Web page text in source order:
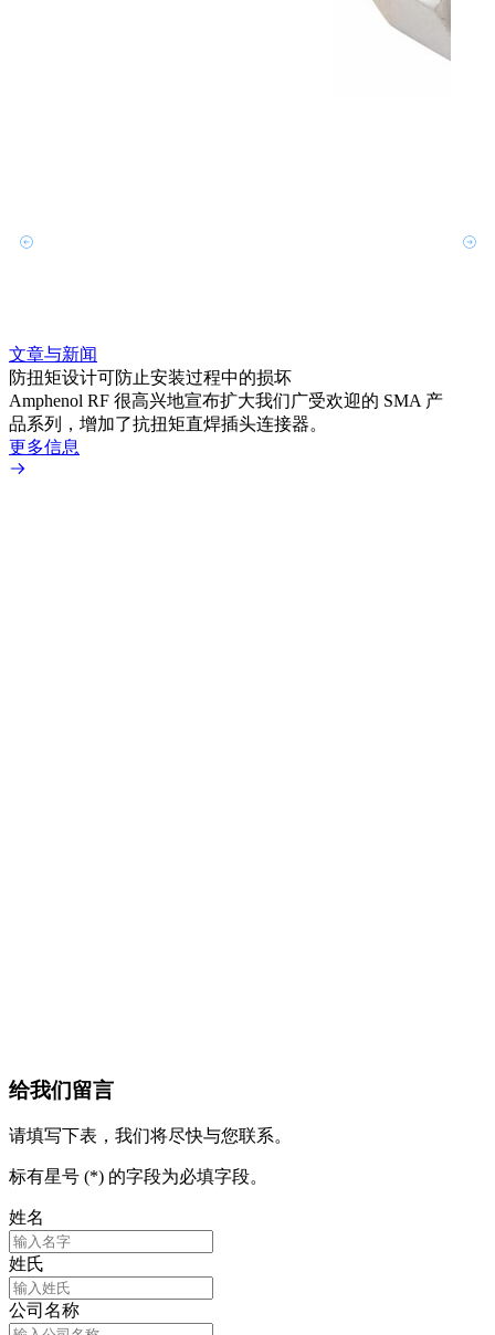
文章与新闻
防扭矩设计可防止安装过程中的损坏
Amphenol RF 很高兴地宣布扩大我们广受欢迎的 SMA 产
品系列，增加了抗扭矩直焊插头连接器。
更多信息
给我们留言
请填写下表，我们将尽快与您联系。
标有星号 (*) 的字段为必填字段。
姓名
姓氏
公司名称